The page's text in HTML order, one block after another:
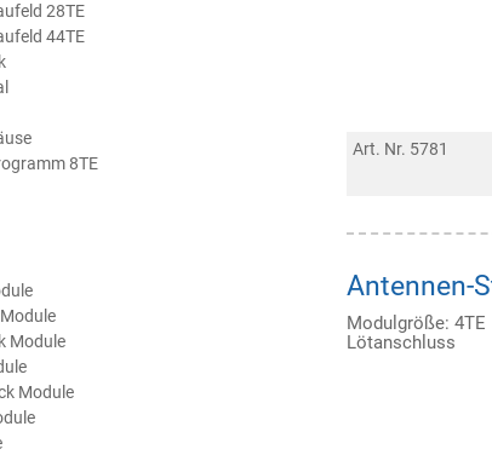
28TE
44TE
8TE
Module
Module
Art. Nr. 5781
Antennen-
Modulgröße: 4TE
Lötanschluss